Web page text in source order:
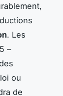
. Les
–
ou
de